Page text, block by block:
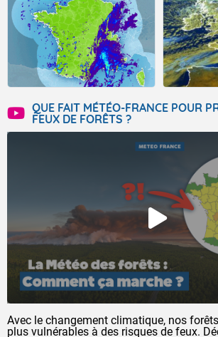
QUE FAIT MÉTÉO-FRANCE POUR
FEUX DE FORÊTS ?
Avec le changement climatique, nos
plus vulnérables à des risques de feux.